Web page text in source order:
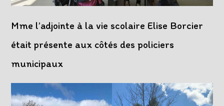
Mme l’adjointe à la vie scolaire Elise Borcier
était présente aux côtés des policiers
municipaux